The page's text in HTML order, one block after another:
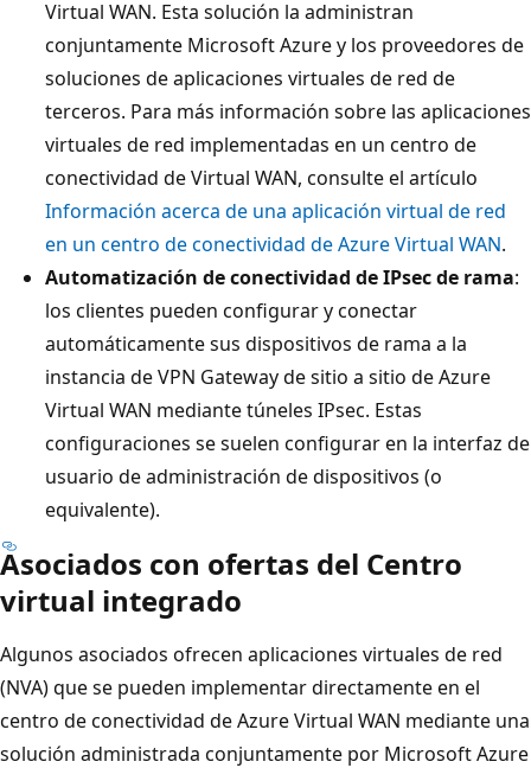
Virtual WAN. Esta solución la administran
conjuntamente Microsoft Azure y los proveedores de
soluciones de aplicaciones virtuales de red de
terceros. Para más información sobre las aplicaciones
virtuales de red implementadas en un centro de
conectividad de Virtual WAN, consulte el artículo
Información acerca de una aplicación virtual de red
en un centro de conectividad de Azure Virtual WAN.
Automatización de conectividad de IPsec de rama:
los clientes pueden configurar y conectar
automáticamente sus dispositivos de rama a la
instancia de VPN Gateway de sitio a sitio de Azure
Virtual WAN mediante túneles IPsec. Estas
configuraciones se suelen configurar en la interfaz de
usuario de administración de dispositivos (o
equivalente).
Asociados con ofertas del Centro
virtual integrado
Algunos asociados ofrecen aplicaciones virtuales de red
(NVA) que se pueden implementar directamente en el
centro de conectividad de Azure Virtual WAN mediante una
solución administrada conjuntamente por Microsoft Azure